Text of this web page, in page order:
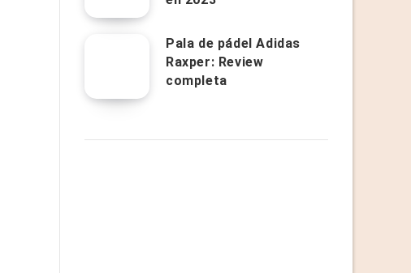
Pala de pádel Adidas
Raxper: Review
completa